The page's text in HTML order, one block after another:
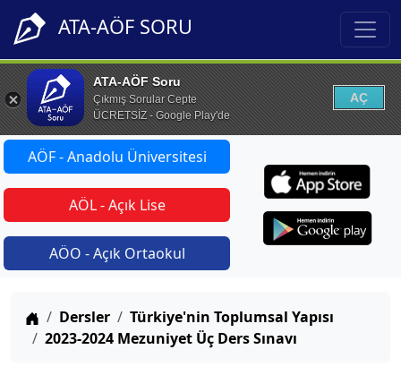
ATA-AÖF SORU
ATA-AÖF Soru
Çıkmış Sorular Cepte
ÜCRETSİZ - Google Play'de
AÇ
AÖF - Anadolu Üniversitesi
AÖL - Açık Lise
AÖO - Açık Ortaokul
Anasayfa
Dersler
Türkiye'nin Toplumsal Yapısı
2023-2024 Mezuniyet Üç Ders Sınavı